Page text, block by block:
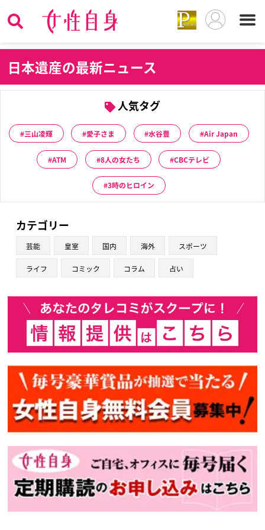
日本遺産の最新ニュース
人気タグ
三山凌輝 愛子さま 水谷豊 Air Japan
ATM 8人の女たち CBCテレビ
3時のヒロイン
カテゴリー
芸能 皇室 国内 海外 スポーツ
ライフ コミック コラム 占い